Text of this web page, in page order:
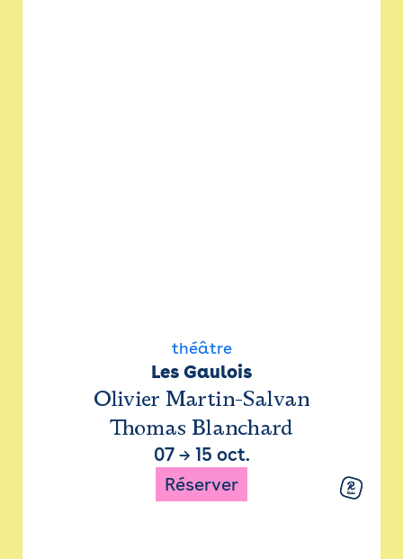
théâtre
Les Gaulois
Olivier Martin-Salvan
Thomas Blanchard
07→ 15 oct.
Réserver